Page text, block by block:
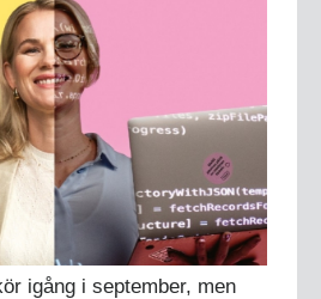
igång i september, men